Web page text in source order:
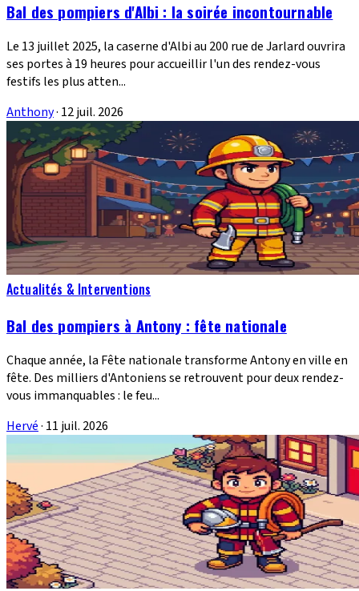
Bal des pompiers d'Albi : la soirée incontournable
Le 13 juillet 2025, la caserne d'Albi au 200 rue de Jarlard ouvrira
ses portes à 19 heures pour accueillir l'un des rendez-vous
festifs les plus atten...
Anthony· 12 juil. 2026
Actualités & Interventions
Bal des pompiers à Antony : fête nationale
Chaque année, la Fête nationale transforme Antony en ville en
fête. Des milliers d'Antoniens se retrouvent pour deux rendez-
vous immanquables : le feu...
Hervé· 11 juil. 2026